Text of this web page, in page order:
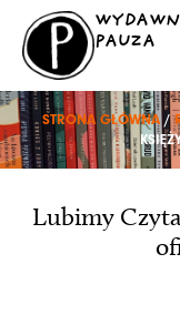
Przejdź
treści
PAUZA
STRONA GŁÓWNA/
Lubimy